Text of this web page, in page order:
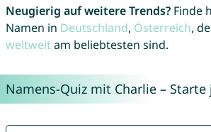
Neugierig auf weitere Trends?Finde
Namen in Deutschland, Österreich,
weltweitam beliebtesten sind.
Namens-Quiz mit Charlie – Starte